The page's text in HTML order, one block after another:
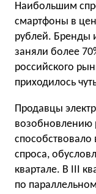
Наибольшим
смартфоны в
рублей. Бренды
заняли более
российского
приходилось
Продавцы
возобновлению
способствовало
спроса,
квартале. В III
по